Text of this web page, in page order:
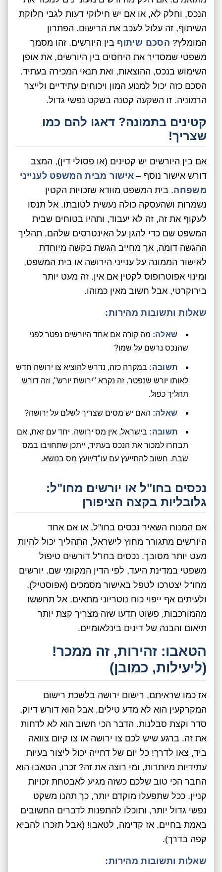
הנכס, וחלק לא, או אם יש חילוקי דעות לגבי חלוקת
השיתוף, זה עלול לעכב את הרישום. הפתרון
המומלץ? הסכם שיתוף בין היורשים. זהו מסמך
משפטי שמסדיר את היחסים בין היורשים, את אופן
השימוש בנכס, ההוצאות, ואת תנאי המכירה בעתיד.
הסכם כזה יכול למנוע המון ויכוחים עתידיים ולייצר
הרמוניה. זו השקעה קטנה בשקט נפשי גדול.
קטינים בתמונה? דאגו להם כמו
שצריך!
אם בין היורשים יש קטינים (או פסולי דין), המצב
דורש אישור נוסף – אישור מבית המשפט לענייני
משפחה. בית המשפט מוודא שזכויות הקטין
נשמרות ושהעסקה כולה נעשית לטובתו. אל תנסו
לעקוף את זה, זה לא יעבוד, ותהיו בטוחים שבית
המשפט שם כדי להגן על האינטרסים שלהם. תהליך
ההגשה דומה, אך מחייב הגשת בקשה מיוחדת
לאישור הממונה על ענייני הירושה או בית המשפט,
ומינוי אפוטרופוס לקטין אם אין. זה מעט יותר
בירוקרטי, אבל חשוב מאין כמוהו.
שאלות ותשובות מהירות:
שאלה: מה קורה אם אחד היורשים נפטר לפני
שהנכס נרשם על שמו?
תשובה: במקרה כזה, נדרש להוציא צו ירושה חדש
לאותו יורש שנפטר. זה נקרא "ירושת יורש", וזה דורש
תהליך כפול.
שאלה: האם יש מסים שצריך לשלם על ירושה?
תשובה: בישראל, אין מס ירושה. יחד עם זאת, אם
תבחרו למכור את הנכס בעתיד, ייתכן שתחויבו במס
שבח. חשוב להתייעץ עם עו"ד/יועץ מס בנושא.
נכסים בחו"ל או יורשים מחו"ל:
גלובליות בקצה הציפורן
אם המנוח השאיר נכסים בחו"ל, או אם אחד
היורשים מתגורר מחוץ לישראל, התהליך יכול להיות
מעט יותר מסובך. נכסים בחו"ל דורשים טיפול
משפטי במדינת היעד, לפי הדין המקומי שם. יורשים
מחו"ל יצטרכו לטפל באישור מסמכים (אפוסטיל),
ולעיתים אף ייפוי כוח נוטריוני מתאים. אל תחששו
מהמורכבות, פשוט תדעו שזה מצריך קצת יותר
תיאום והבנה של דינים בינלאומיים.
הטאבו: זהירות, זה ממכר!
(ליעילות, כמובן)
אז כמו שראיתם, רישום ירושה בלשכת רישום
המקרקעין הוא לא מדע טילים, אבל הוא דורש דיוק,
סדר וקצת סבלנות. הדבר הכי חשוב הוא לא לדחות
את זה. ברגע שיש לכם צו ירושה או צו קיום צוואה
ביד, צאו לדרך! כל יום של דחייה יכול ליצור בעיות
עתידיות מיותרות, ומי רוצה את זה? זכרו, הטאבו הוא
החבר הכי טוב שלכם כשזה מגיע לאבטחת זכויות
קניין. ככל שתפעלו מוקדם יותר, כך תהנו משקט
נפשי גדול יותר, ותוכלו להתפנות לדברים החשובים
באמת בחיים. אז קדימה, לטאבו! (אבל תזכרו להביא
קפה בדרך).
שאלות ותשובות מהירות: